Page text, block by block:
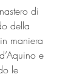
di
della
maniera
e
le